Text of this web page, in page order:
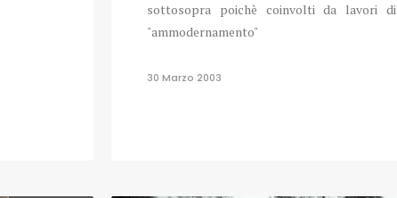
sottosopra poichè coinvolti da lavori di
"ammodernamento"
30 Marzo 2003